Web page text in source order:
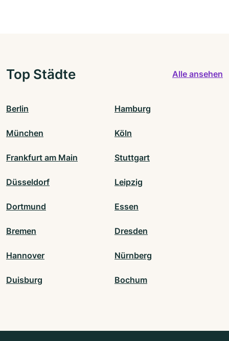
Top Städte Alle ansehen
Berlin Hamburg
München Köln
Frankfurt am Main Stuttgart
Düsseldorf Leipzig
Dortmund Essen
Bremen Dresden
Hannover Nürnberg
Duisburg Bochum